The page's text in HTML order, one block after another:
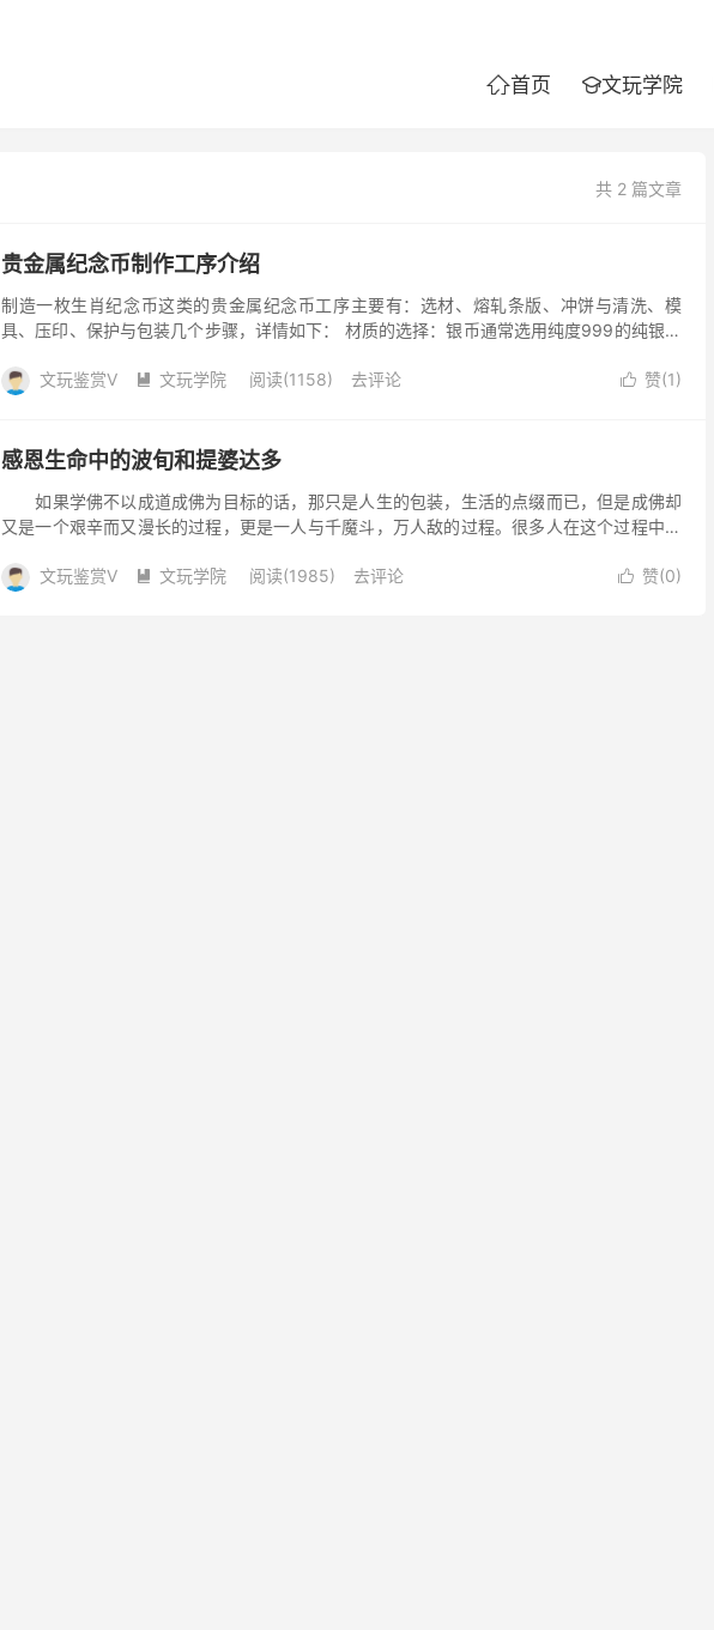
首页 文玩学院
共 2 篇文章
贵金属纪念币制作工序介绍
制造一枚生肖纪念币这类的贵金属纪念币工序主要有：选材、熔轧条版、冲饼与清洗、模
具、压印、保护与包装几个步骤，详情如下： 材质的选择：银币通常选用纯度999的纯银来
 赞(1)
文玩鉴赏V  文玩学院 阅读(1158) 去评论
感恩生命中的波旬和提婆达多
如果学佛不以成道成佛为目标的话，那只是人生的包装，生活的点缀而已，但是成佛却
又是一个艰辛而又漫长的过程，更是一人与千魔斗，万人敌的过程。很多人在这个过程中没
 赞(0)
文玩鉴赏V  文玩学院 阅读(1985) 去评论